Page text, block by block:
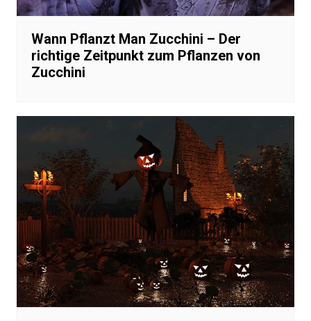
Wann Pflanzt Man Zucchini – Der
richtige Zeitpunkt zum Pflanzen von
Zucchini